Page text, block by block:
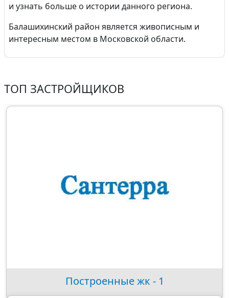
и узнать больше о истории данного региона.
Балашихинский район является живописным и
интересным местом в Московской области.
ТОП ЗАСТРОЙЩИКОВ
Построенные жк - 1